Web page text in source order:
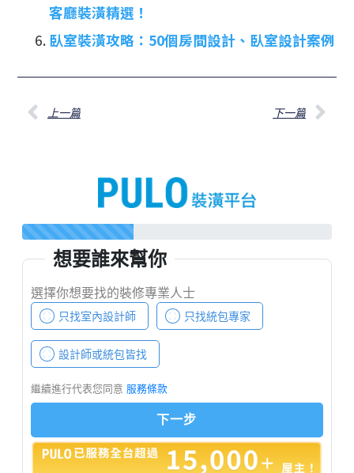
客廳裝潢精選！
臥室裝潢攻略：50個房間設計、臥室設計案例
上一篇 下一篇